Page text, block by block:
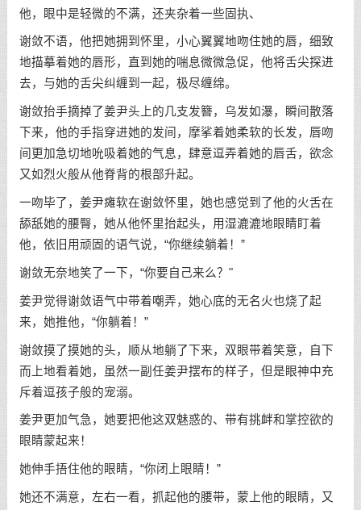
他，眼中是轻微的不满，还夹杂着一些固执、
谢敛不语，他把她拥到怀里，小心翼翼地吻住她的唇，细致
地描摹着她的唇形，直到她的喘息微微急促，他将舌尖探进
去，与她的舌尖纠缠到一起，极尽缠绵。
谢敛抬手摘掉了姜尹头上的几支发簪，乌发如瀑，瞬间散落
下来，他的手指穿进她的发间，摩挲着她柔软的长发，唇吻
间更加急切地吮吸着她的气息，肆意逗弄着她的唇舌，欲念
又如烈火般从他脊背的根部升起。
一吻毕了，姜尹瘫软在谢敛怀里，她也感觉到了他的火舌在
舔舐她的腰臀，她从他怀里抬起头，用湿漉漉地眼睛盯着
他，依旧用顽固的语气说，“你继续躺着！”
谢敛无奈地笑了一下，“你要自己来么？"
姜尹觉得谢敛语气中带着嘲弄，她心底的无名火也烧了起
来，她推他，“你躺着！”
谢敛摸了摸她的头，顺从地躺了下来，双眼带着笑意，自下
而上地看着她，虽然一副任姜尹摆布的样子，但是眼神中充
斥着逗孩子般的宠溺。
姜尹更加气急，她要把他这双魅惑的、带有挑衅和掌控欲的
眼睛蒙起来！
她伸手捂住他的眼睛，“你闭上眼睛！”
她还不满意，左右一看，抓起他的腰带，蒙上他的眼睛，又